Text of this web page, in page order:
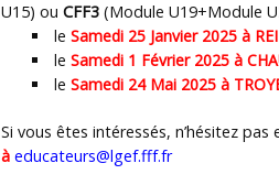
U15) ou CFF3 (Module U19+Module
le Samedi 25 Janvier 2025 à
le Samedi 1 Février 2025 à
le Samedi 24 Mai 2025 à
Si vous êtes intéressés, n’hésitez pas
à educateurs@lgef.fff.fr